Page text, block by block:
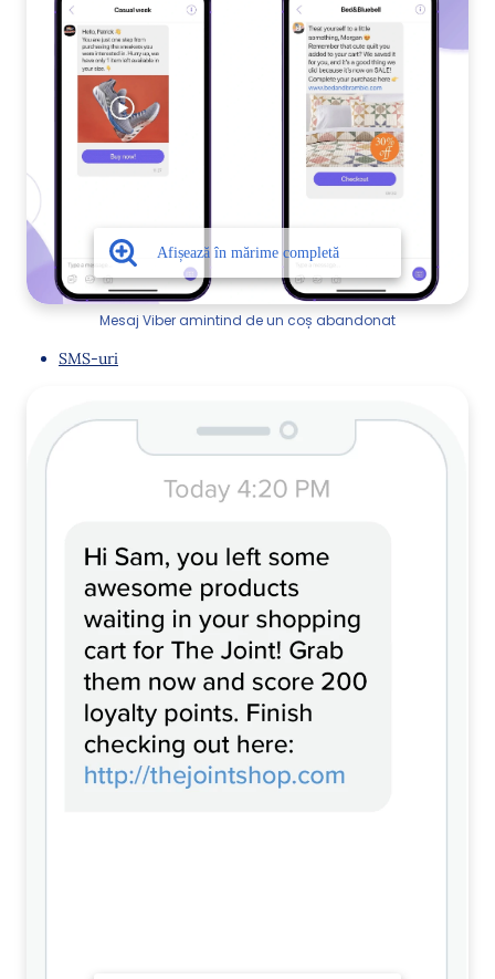
Mesaj Viber amintind de un coș abandonat
SMS-uri